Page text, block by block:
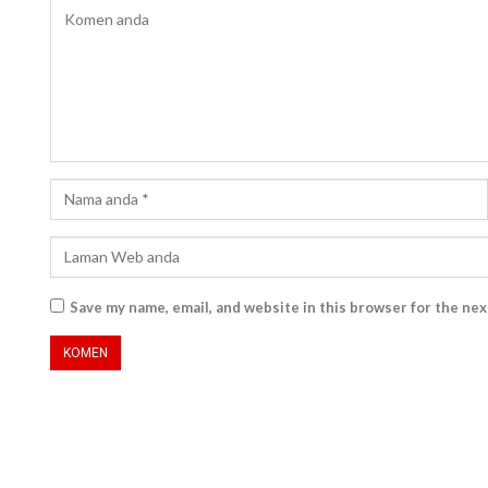
Save my name, email, and website in this browser for the